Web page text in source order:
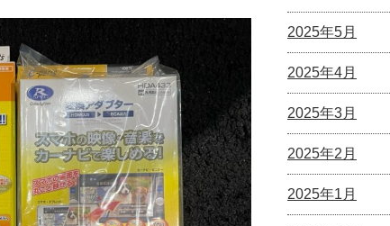
2025年5月
2025年4月
2025年3月
2025年2月
2025年1月